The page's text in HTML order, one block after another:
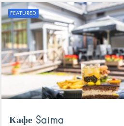
FEATURED
Кафе Saima